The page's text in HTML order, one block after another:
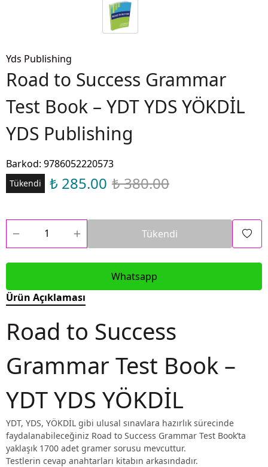
Yds Publishing
Road to Success Grammar
Test Book – YDT YDS YÖKDİL
YDS Publishing
Barkod: 9786052220573
Tükendi ₺ 285.00 ₺ 380.00
Tükendi
Whatsapp
Ürün Açıklaması
Road to Success
Grammar Test Book –
YDT YDS YÖKDİL
YDT, YDS, YÖKDİL gibi ulusal sınavlara hazırlık sürecinde
faydalanabileceğiniz Road to Success Grammar Test Book’ta
yaklaşık 1700 adet gramer sorusu mevcuttur.
Testlerin cevap anahtarları kitabın arkasındadır.